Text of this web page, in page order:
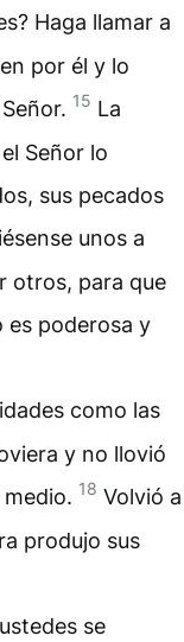
Haga llamar a
por él y lo
15 La
Señor lo
sus pecados
unos a
otros, para que
es poderosa y
como las
y no llovió
18 Volvió a
produjo sus
se